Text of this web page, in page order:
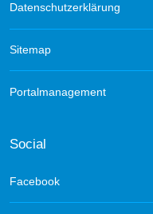
Datenschutzerklärung
Sitemap
Portalmanagement
Social
Facebook